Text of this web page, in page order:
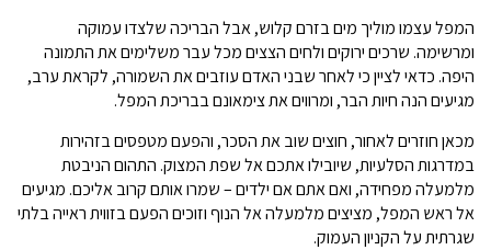
המפל עצמו מוליך מים בזרם קלוש, אבל הבריכה שלצדו עמוקה
ומרשימה. שרכים ירוקים ולחים הצצים מכל עבר משלימים את התמונה
היפה. כדאי לציין כי לאחר שבני האדם עוזבים את השמורה, לקראת ערב,
מגיעים הנה חיות הבר, ומרווים את צימאונם בבריכת המפל.
מכאן חוזרים לאחור, חוצים שוב את הסכר, והפעם מטפסים בזהירות
במדרגות הסלעיות, שיובילו אתכם אל שפת המצוק. התהום הניבטת
מלמעלה מפחידה, ואם אתם אם ילדים – שמרו אותם קרוב אליכם. מגיעים
אל ראש המפל, מציצים מלמעלה אל הנוף וזוכים הפעם בזווית ראייה בלתי
שגרתית על הקניון העמוק.